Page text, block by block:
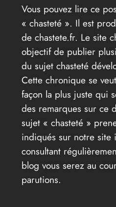
Vous pouvez lire ce
« chasteté ». Il est
de chastete.fr. Le site
objectif de publier
du sujet chasteté
Cette chronique se
façon la plus juste qui
des remarques sur ce
sujet « chasteté »
indiqués sur notre site
consultant
blog vous serez au
parutions.